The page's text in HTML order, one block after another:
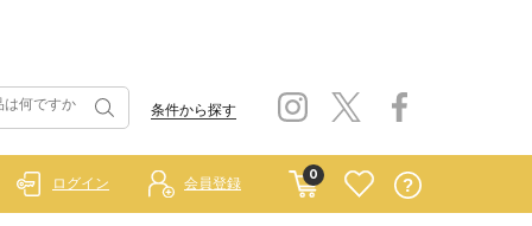
条件から探す
0
ログイン 会員登録